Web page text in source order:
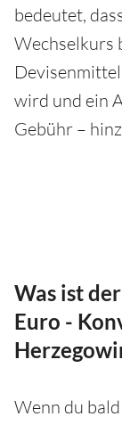
bedeutet,
Wechselkurs
wird und ein
Gebühr –
Was ist
Euro -
Wenn du